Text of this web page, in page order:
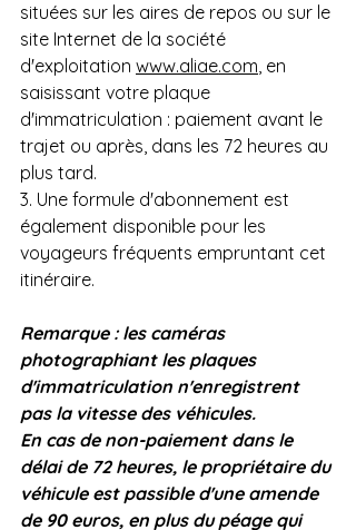
situées sur les aires de repos ou sur le
site Internet de la société
d'exploitation www.aliae.com, en
saisissant votre plaque
d'immatriculation : paiement avant le
trajet ou après, dans les 72 heures au
plus tard.
3. Une formule d'abonnement est
également disponible pour les
voyageurs fréquents empruntant cet
itinéraire.
Remarque : les caméras
photographiant les plaques
d'immatriculation n'enregistrent
pas la vitesse des véhicules.
En cas de non-paiement dans le
délai de 72 heures, le propriétaire du
véhicule est passible d'une amende
de 90 euros, en plus du péage qui